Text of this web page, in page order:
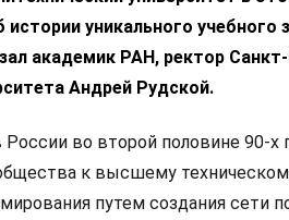
уникального учебного
академик РАН, ректор
Андрей Рудской.
во второй половине 90-х
к высшему
путем создания сети